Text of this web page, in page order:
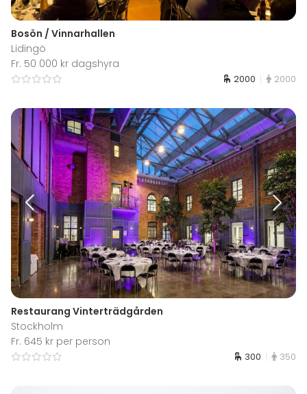
Bosön / Vinnarhallen
Lidingö
Fr. 50 000 kr dagshyra
2000 2000
Restaurang Vinterträdgården
Stockholm
Fr. 645 kr per person
300 350